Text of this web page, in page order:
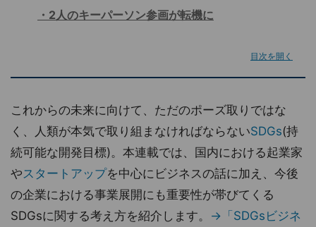
2人のキーパーソン参画が転機に
目次を開く
これからの未来に向けて、ただのポーズ取りではな
く、人類が本気で取り組まなければならないSDGs(持
続可能な開発目標)。本連載では、国内における起業家
やスタートアップを中心にビジネスの話に加え、今後
の企業における事業展開にも重要性が帯びてくる
SDGsに関する考え方を紹介します。 →「SDGsビジネ